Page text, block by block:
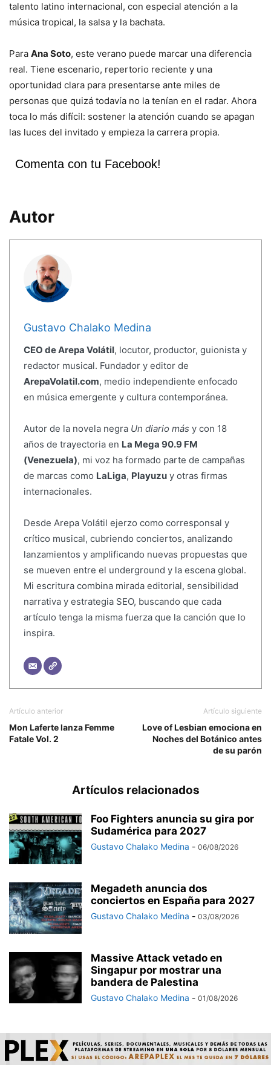
talento latino internacional, con especial atención a la
música tropical, la salsa y la bachata.
Para Ana Soto, este verano puede marcar una diferencia
real. Tiene escenario, repertorio reciente y una
oportunidad clara para presentarse ante miles de
personas que quizá todavía no la tenían en el radar. Ahora
toca lo más difícil: sostener la atención cuando se apagan
las luces del invitado y empieza la carrera propia.
Comenta con tu Facebook!
Autor
Gustavo Chalako Medina
CEO de Arepa Volátil, locutor, productor, guionista y
redactor musical. Fundador y editor de
ArepaVolatil.com, medio independiente enfocado
en música emergente y cultura contemporánea.
Autor de la novela negra Un diario más y con 18
años de trayectoria en La Mega 90.9 FM
(Venezuela), mi voz ha formado parte de campañas
de marcas como LaLiga, Playuzuy otras firmas
internacionales.
Desde Arepa Volátil ejerzo como corresponsal y
crítico musical, cubriendo conciertos, analizando
lanzamientos y amplificando nuevas propuestas que
se mueven entre el underground y la escena global.
Mi escritura combina mirada editorial, sensibilidad
narrativa y estrategia SEO, buscando que cada
artículo tenga la misma fuerza que la canción que lo
inspira.
Artículo anterior
Mon Laferte lanza Femme
Fatale Vol. 2
Artículo siguiente
Love of Lesbian emociona en
Noches del Botánico antes
de su parón
Artículos relacionados
Foo Fighters anuncia su gira por
Sudamérica para 2027
Gustavo Chalako Medina - 06/08/2026
Megadeth anuncia dos
conciertos en España para 2027
Gustavo Chalako Medina - 03/08/2026
Massive Attack vetado en
Singapur por mostrar una
bandera de Palestina
Gustavo Chalako Medina - 01/08/2026